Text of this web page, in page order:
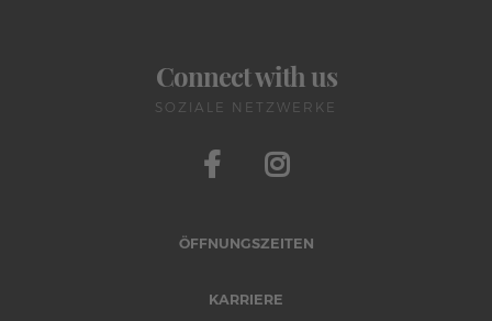
Connect with us
SOZIALE NETZWERKE
ÖFFNUNGSZEITEN
KARRIERE